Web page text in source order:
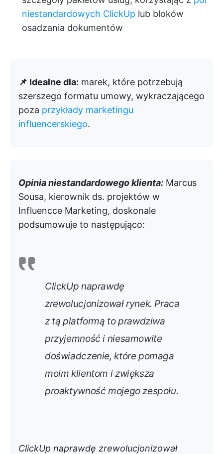
niestandardowych ClickUp lub bloków
osadzania dokumentów
📌 Idealne dla: marek, które potrzebują
szerszego formatu umowy, wykraczającego
poza przykłady marketingu
influencerskiego.
Opinia niestandardowego klienta: Marcus
Sousa, kierownik ds. projektów w
Influencce Marketing, doskonale
podsumowuje to następująco:
ClickUp naprawdę
zrewolucjonizował rynek. Praca
z tą platformą to prawdziwa
przyjemność i niesamowite
doświadczenie, które pomaga
moim klientom i zwiększa
proaktywność mojego zespołu.
ClickUp naprawdę zrewolucjonizował